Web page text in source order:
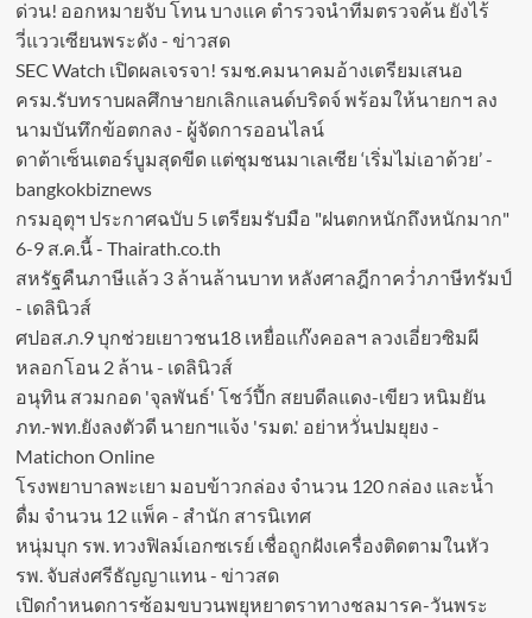
ด่วน! ออกหมายจับ โทน บางแค ตำรวจนำทีมตรวจค้น ยังไร้
วี่แววเซียนพระดัง - ข่าวสด
SEC Watch เปิดผลเจรจา! รมช.คมนาคมอ้างเตรียมเสนอ
ครม.รับทราบผลศึกษายกเลิกแลนด์บริดจ์ พร้อมให้นายกฯ ลง
นามบันทึกข้อตกลง - ผู้จัดการออนไลน์
ดาต้าเซ็นเตอร์บูมสุดขีด แต่ชุมชนมาเลเซีย ‘เริ่มไม่เอาด้วย’ -
bangkokbiznews
กรมอุตุฯ ประกาศฉบับ 5 เตรียมรับมือ "ฝนตกหนักถึงหนักมาก"
6-9 ส.ค.นี้ - Thairath.co.th
สหรัฐคืนภาษีแล้ว 3 ล้านล้านบาท หลังศาลฎีกาคว่ำภาษีทรัมป์
- เดลินิวส์
ศปอส.ภ.9 บุกช่วยเยาวชน18 เหยื่อแก๊งคอลฯ ลวงเอี่ยวซิมผี
หลอกโอน 2 ล้าน - เดลินิวส์
อนุทิน สวมกอด 'จุลพันธ์' โชว์ปึ้ก สยบดีลแดง-เขียว หนิมยัน
ภท.-พท.ยังลงตัวดี นายกฯแจ้ง 'รมต.' อย่าหวั่นปมยุยง -
Matichon Online
โรงพยาบาลพะเยา มอบข้าวกล่อง จำนวน 120 กล่อง และน้ำ
ดื่ม จำนวน 12 แพ็ค - สำนัก สารนิเทศ
หนุ่มบุก รพ. ทวงฟิลม์เอกซเรย์ เชื่อถูกฝังเครื่องติดตามในหัว
รพ. จับส่งศรีธัญญาแทน - ข่าวสด
เปิดกำหนดการซ้อมขบวนพยุหยาตราทางชลมารค-วันพระ